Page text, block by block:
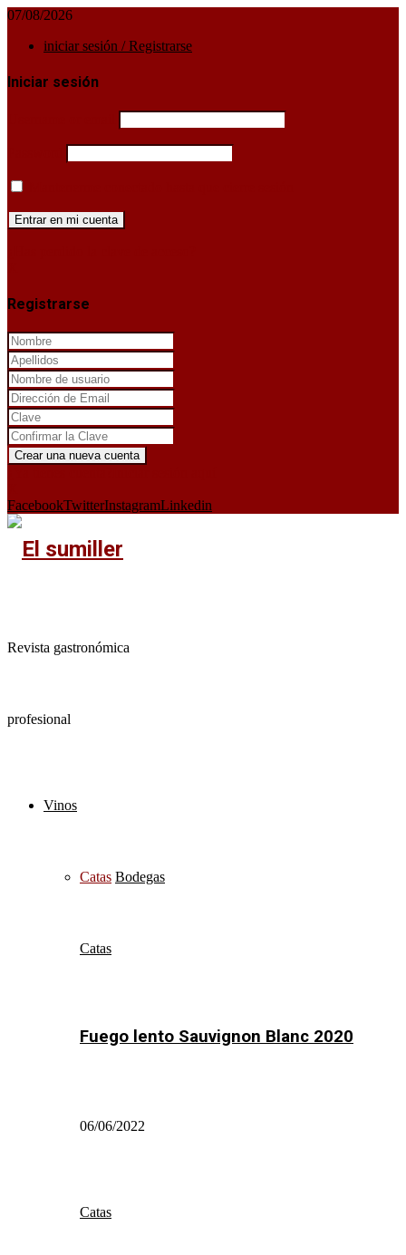
07/08/2026
iniciar sesión / Registrarse
Iniciar sesión
Registrarse
FacebookTwitterInstagramLinkedin
Revista gastronómica
profesional
Vinos
Catas Bodegas
Catas
Fuego lento Sauvignon Blanc 2020
06/06/2022
Catas